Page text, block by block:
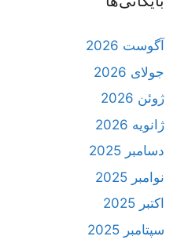
آگوست 2026
جولای 2026
ژوئن 2026
ژانویه 2026
دسامبر 2025
نوامبر 2025
اکتبر 2025
سپتامبر 2025